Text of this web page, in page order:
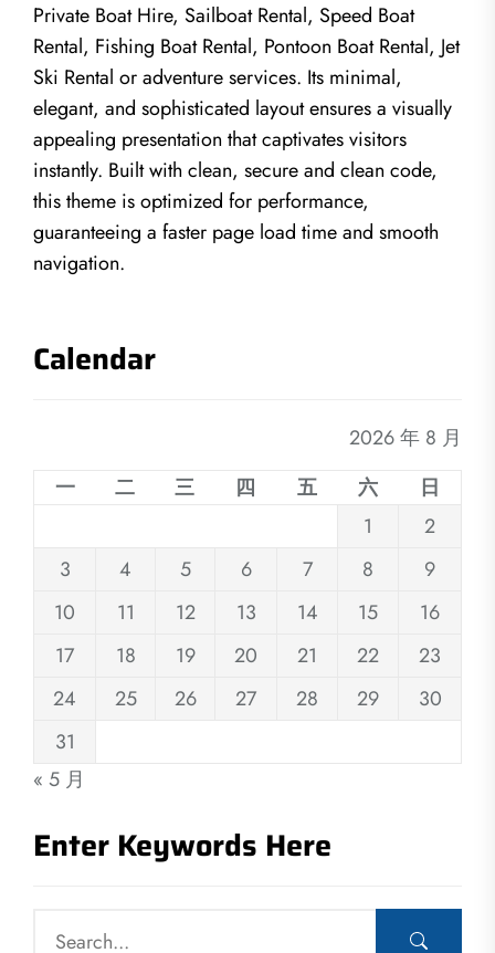
Private Boat Hire, Sailboat Rental, Speed Boat
Rental, Fishing Boat Rental, Pontoon Boat Rental, Jet
Ski Rental or adventure services. Its minimal,
elegant, and sophisticated layout ensures a visually
appealing presentation that captivates visitors
instantly. Built with clean, secure and clean code,
this theme is optimized for performance,
guaranteeing a faster page load time and smooth
navigation.
Calendar
2026 年 8 月
一
二 三 四 五 六
日
1
2
3
4 5 6 7 8
9
10
11 12 13 14 15
16
17
18 19 20 21 22
23
24
25 26 27 28 29
30
31
« 5 月
Enter Keywords Here